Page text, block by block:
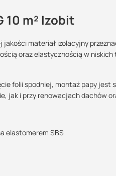
10 m² Izobit
materiał izolacyjny
oraz elastycznością w
folii spodniej, montaż papy jest
jak i przy renowacjach dachów
elastomerem SBS
temperaturze:
-30 °C
Maszy pytania
+48 732 227 684